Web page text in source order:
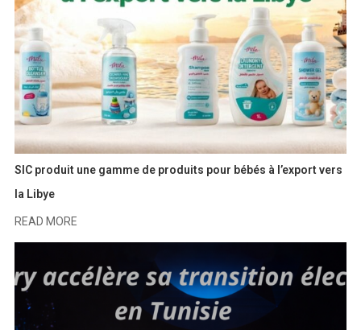
SIC produit une gamme de produits pour bébés à l’export vers
la Libye
READ MORE